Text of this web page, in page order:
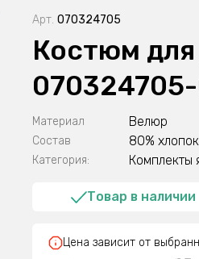
Арт. 070324705
Костюм
Материал Велюр
Состав 80%
Категория: Комплекты
Товар в наличии
Цена зависит от